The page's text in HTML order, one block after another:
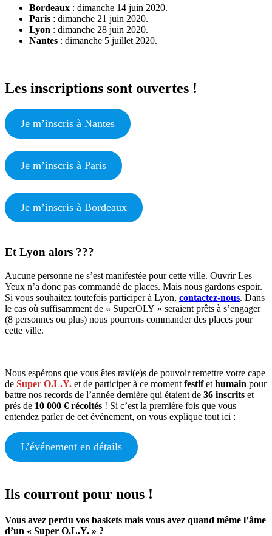
Bordeaux : dimanche 14 juin 2020.
Paris : dimanche 21 juin 2020.
Lyon : dimanche 28 juin 2020.
Nantes : dimanche 5 juillet 2020.
Les inscriptions sont ouvertes !
Je m’inscris à Nantes
Je m’inscris à Paris
Je m’inscris à Bordeaux
Et Lyon alors ???
Aucune personne ne s’est manifestée pour cette ville. Ouvrir Les
Yeux n’a donc pas commandé de places. Mais nous gardons espoir.
Si vous souhaitez toutefois participer à Lyon, contactez-nous. Dans
le cas où suffisamment de « SuperOLY » seraient prêts à s’engager
(8 personnes ou plus) nous pourrons commander des places pour
cette ville.
Nous espérons que vous êtes ravi(e)s de pouvoir remettre votre cape
de Super O.L.Y. et de participer à ce moment festifet humain pour
battre nos records de l’année dernière qui étaient de 36 inscrits et
prés de 10 000 € récoltés ! Si c’est la première fois que vous
entendez parler de cet événement, on vous explique tout ici :
L’événement en détails
Ils courront pour nous !
Vous avez perdu vos baskets mais vous avez quand même l’âme
d’un « Super O.L.Y. » ?